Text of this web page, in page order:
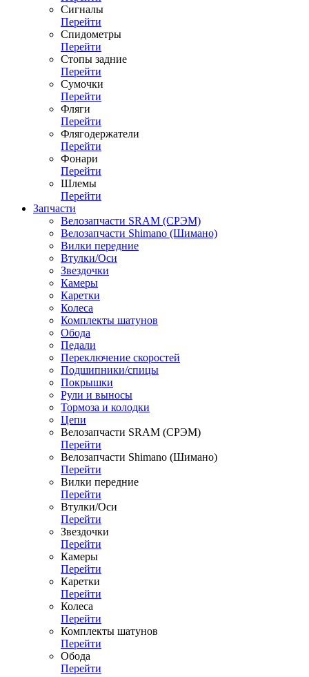
Сигналы
Перейти
Спидометры
Перейти
Стопы задние
Перейти
Сумочки
Перейти
Фляги
Перейти
Флягодержатели
Перейти
Фонари
Перейти
Шлемы
Перейти
Запчасти
Велозапчасти SRAM (СРЭМ)
Велозапчасти Shimano (Шимано)
Вилки передние
Втулки/Оси
Звездочки
Камеры
Каретки
Колеса
Комплекты шатунов
Обода
Педали
Переключение скоростей
Подшипники/спицы
Покрышки
Рули и выносы
Тормоза и колодки
Цепи
Велозапчасти SRAM (СРЭМ)
Перейти
Велозапчасти Shimano (Шимано)
Перейти
Вилки передние
Перейти
Втулки/Оси
Перейти
Звездочки
Перейти
Камеры
Перейти
Каретки
Перейти
Колеса
Перейти
Комплекты шатунов
Перейти
Обода
Перейти